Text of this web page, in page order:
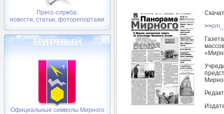
Пресс-служба:
новости, статьи, фоторепортажи
Официальные символы Мирного
>>